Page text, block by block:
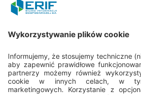
REGON: 015613573
22 594 25 15